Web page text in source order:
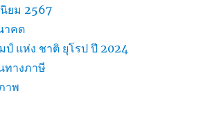
ยม 2567
าคต
ป์ แห่ง ชาติ ยุโรป ปี 2024
ทางภาษี
าพ